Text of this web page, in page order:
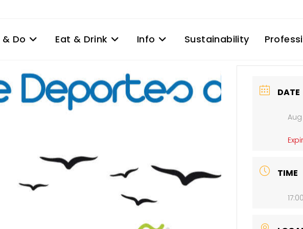
& Do Eat & Drink Info Sustainability
DATE
TIME
17:00